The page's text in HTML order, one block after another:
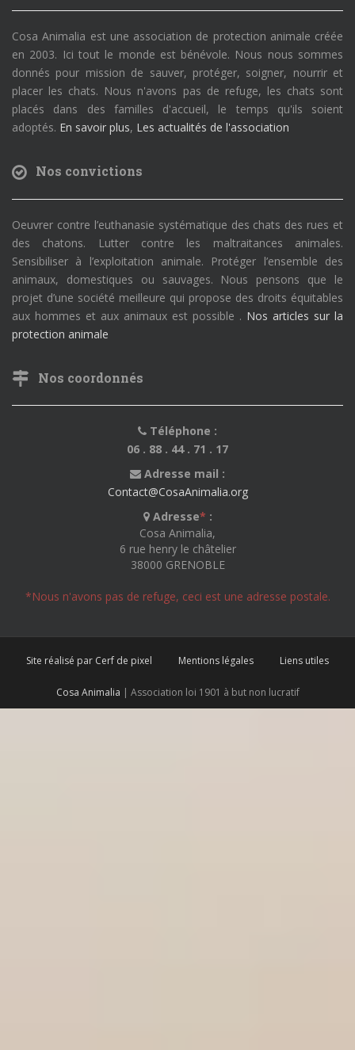
Cosa Animalia est une association de protection animale créée
en 2003. Ici tout le monde est bénévole. Nous nous sommes
donnés pour mission de sauver, protéger, soigner, nourrir et
placer les chats. Nous n'avons pas de refuge, les chats sont
placés dans des familles d'accueil, le temps qu'ils soient
adoptés. En savoir plus, Les actualités de l'association
Nos convictions
Oeuvrer contre l’euthanasie systématique des chats des rues et
des chatons. Lutter contre les maltraitances animales.
Sensibiliser à l’exploitation animale. Protéger l’ensemble des
animaux, domestiques ou sauvages. Nous pensons que le
projet d’une société meilleure qui propose des droits équitables
aux hommes et aux animaux est possible . Nos articles sur la
protection animale
Nos coordonnés
Téléphone :
06 . 88 . 44 . 71 . 17
Adresse mail :
Contact@CosaAnimalia.org
Adresse* :
Cosa Animalia,
6 rue henry le châtelier
38000 GRENOBLE
*Nous n'avons pas de refuge, ceci est une adresse postale.
Site réalisé par Cerf de pixel Mentions légales Liens utiles
Cosa Animalia | Association loi 1901 à but non lucratif